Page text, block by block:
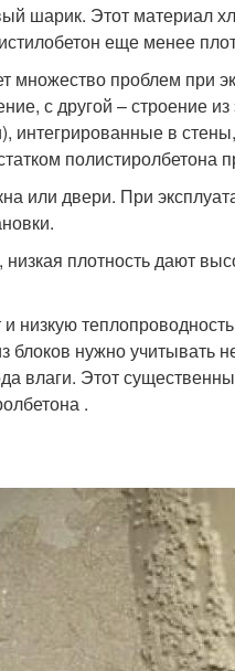
шарик. Этот материал
еще менее
множество проблем при
с другой – строение
интегрированные в
полистиролбетона
или двери. При
плотность дают
низкую
блоков нужно учитывать
влаги. Этот
.